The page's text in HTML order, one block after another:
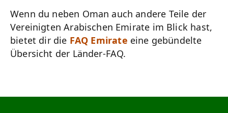
Wenn du neben Oman auch andere Teile der
Vereinigten Arabischen Emirate im Blick hast,
bietet dir die FAQ Emirate eine gebündelte
Übersicht der Länder-FAQ.